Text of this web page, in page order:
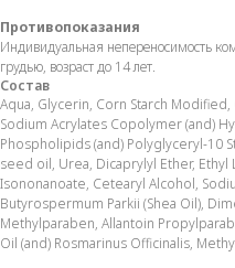
Противопоказания
Индивидуальная непереносимость
грудью, возраст до 14 лет.
Состав
Aqua, Glycerin, Corn Starch
Sodium Acrylates Copolymer (and)
Phospholipids (and) Polyglyceryl-10
seed oil, Urea, Dicaprylyl Ether,
Isononanoate, Cetearyl Alcohol,
Butyrospermum Parkii (Shea Oil),
Methylparaben, Allantoin
Oil (and) Rosmarinus Officinalis,